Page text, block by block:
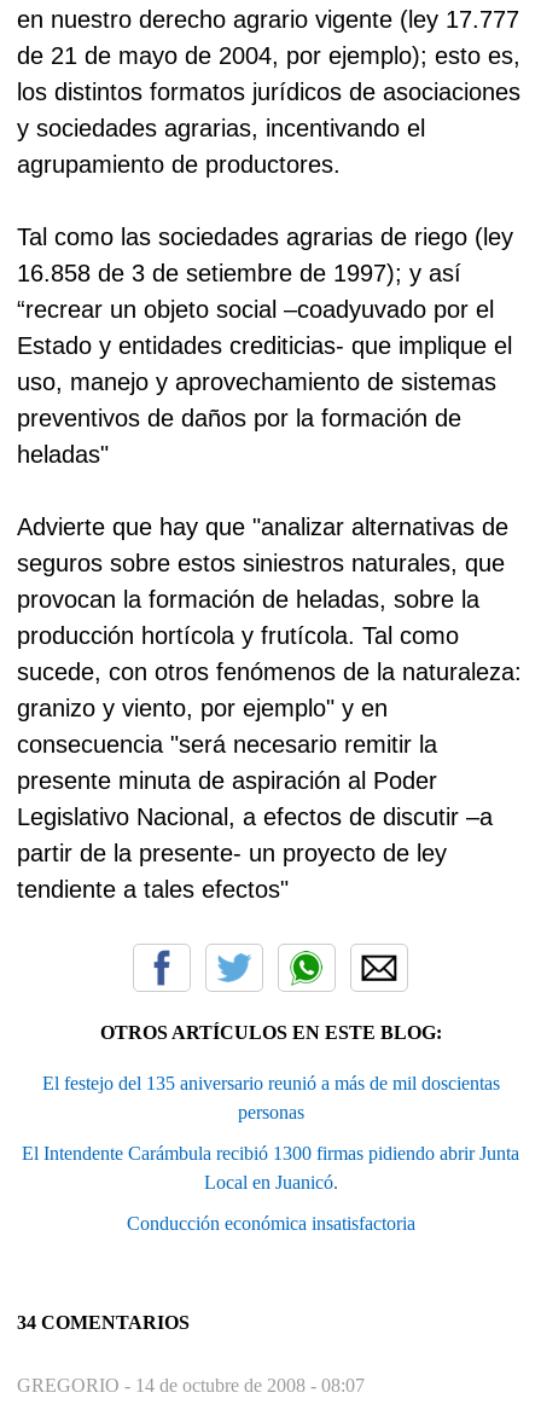
en nuestro derecho agrario vigente (ley 17.777
de 21 de mayo de 2004, por ejemplo); esto es,
los distintos formatos jurídicos de asociaciones
y sociedades agrarias, incentivando el
agrupamiento de productores.
Tal como las sociedades agrarias de riego (ley
16.858 de 3 de setiembre de 1997); y así
“recrear un objeto social –coadyuvado por el
Estado y entidades crediticias- que implique el
uso, manejo y aprovechamiento de sistemas
preventivos de daños por la formación de
heladas"
Advierte que hay que "analizar alternativas de
seguros sobre estos siniestros naturales, que
provocan la formación de heladas, sobre la
producción hortícola y frutícola. Tal como
sucede, con otros fenómenos de la naturaleza:
granizo y viento, por ejemplo" y en
consecuencia "será necesario remitir la
presente minuta de aspiración al Poder
Legislativo Nacional, a efectos de discutir –a
partir de la presente- un proyecto de ley
tendiente a tales efectos"
OTROS ARTÍCULOS EN ESTE BLOG:
El festejo del 135 aniversario reunió a más de mil doscientas
personas
El Intendente Carámbula recibió 1300 firmas pidiendo abrir Junta
Local en Juanicó.
Conducción económica insatisfactoria
34 COMENTARIOS
GREGORIO - 14 de octubre de 2008 - 08:07